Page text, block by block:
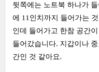
뒷쪽에는 노트북 하나가
에 11인치까지 들어가는
인데 들어가고 한참 공간
들어갔습니다. 지갑이나
간인 것 같아요.